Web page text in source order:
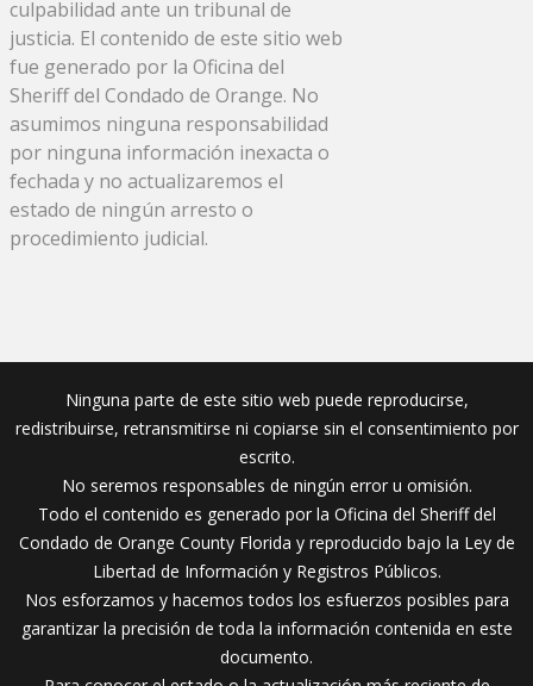
culpabilidad ante un tribunal de
justicia. El contenido de este sitio web
fue generado por la Oficina del
Sheriff del Condado de Orange. No
asumimos ninguna responsabilidad
por ninguna información inexacta o
fechada y no actualizaremos el
estado de ningún arresto o
procedimiento judicial.
Ninguna parte de este sitio web puede reproducirse,
redistribuirse, retransmitirse ni copiarse sin el consentimiento por
escrito.
No seremos responsables de ningún error u omisión.
Todo el contenido es generado por la Oficina del Sheriff del
Condado de Orange County Florida y reproducido bajo la Ley de
Libertad de Información y Registros Públicos.
Nos esforzamos y hacemos todos los esfuerzos posibles para
garantizar la precisión de toda la información contenida en este
documento.